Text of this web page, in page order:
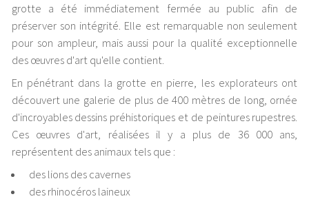
grotte a été immédiatement fermée au public afin de
préserver son intégrité. Elle est remarquable non seulement
pour son ampleur, mais aussi pour la qualité exceptionnelle
des œuvres d'art qu'elle contient.
En pénétrant dans la grotte en pierre, les explorateurs ont
découvert une galerie de plus de 400 mètres de long, ornée
d'incroyables dessins préhistoriques et de peintures rupestres.
Ces œuvres d'art, réalisées il y a plus de 36 000 ans,
représentent des animaux tels que :
des lions des cavernes
des rhinocéros laineux